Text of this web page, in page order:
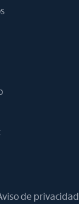
de privacidad